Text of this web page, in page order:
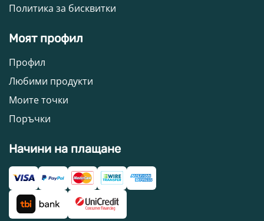
Политика за бисквитки
Моят профил
Профил
Любими продукти
Моите точки
Поръчки
Начини на плащане